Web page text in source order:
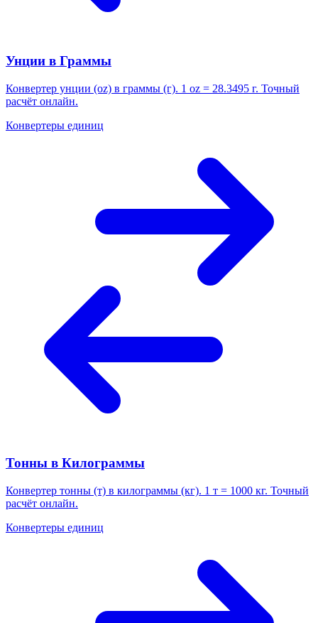
Унции в Граммы
Конвертер унции (oz) в граммы (г). 1 oz = 28.3495 г. Точный
расчёт онлайн.
Конвертеры единиц
Тонны в Килограммы
Конвертер тонны (т) в килограммы (кг). 1 т = 1000 кг. Точный
расчёт онлайн.
Конвертеры единиц